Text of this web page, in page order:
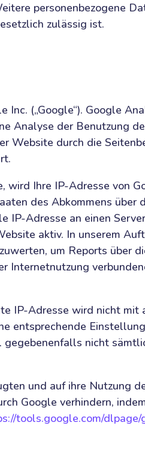
personenbezogene
zulässig ist.
(„Google“). Google
Analyse der Benutzung
Website durch die
Ihre IP-Adresse von
des Abkommens über
Adresse an einen
aktiv. In unserem
um Reports über
Internetnutzung
IP-Adresse wird nicht mit
entsprechende
nicht
und auf ihre Nutzung
Google verhindern,
tools.google.com/